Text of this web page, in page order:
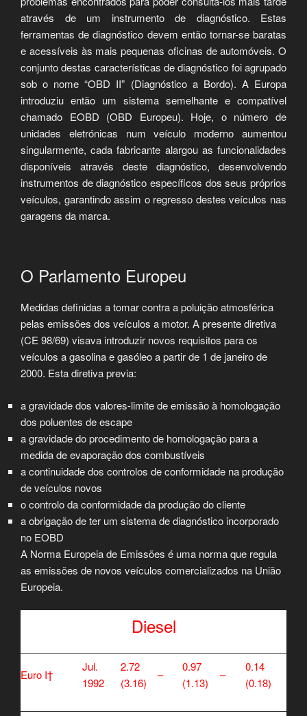
através de um instrumento de diagnóstico. Estas
ferramentas de diagnóstico devem então tornar-se baratas
e acessíveis às mais pequenas oficinas de automóveis. O
conjunto destas características de diagnóstico foi agrupado
sob o nome “OBD II” (Diagnóstico a Bordo). A Europa
introduziu então um sistema semelhante e compatível
chamado EOBD (OBD Europeu). Hoje, o número de
unidades eletrónicas num veículo moderno aumentou
singularmente, cada fabricante alargou as funcionalidades
disponíveis através deste diagnóstico, desenvolvendo
instrumentos de diagnóstico específicos dos seus próprios
veículos, garantindo assim o regresso destes veículos nas
garagens da marca.
O Parlamento Europeu
Medidas definidas a tomar contra a poluição atmosférica
pelas emissões dos veículos a motor. A presente diretiva
(CE 98/69) visava introduzir novos requisitos para os
veículos a gasolina e gasóleo a partir de 1 de janeiro de
2000. Esta diretiva previa:
a gravidade dos valores-limite de emissão à homologação
dos poluentes de escape
a gravidade do procedimento de homologação para a
medida de evaporação dos combustíveis
a continuidade dos controlos de conformidade na produção
de veículos novos
o controlo da conformidade da produção do cliente
a obrigação de ter um sistema de diagnóstico incorporado
no EOBD
A Norma Europeia de Emissões é uma norma que regula
as emissões de novos veículos comercializados na União
Europeia.
Diesel
Euro I†
Jul.
1992
2.72
(3.16)
–
0.97
(1.13)
–
0.14
(0.18)